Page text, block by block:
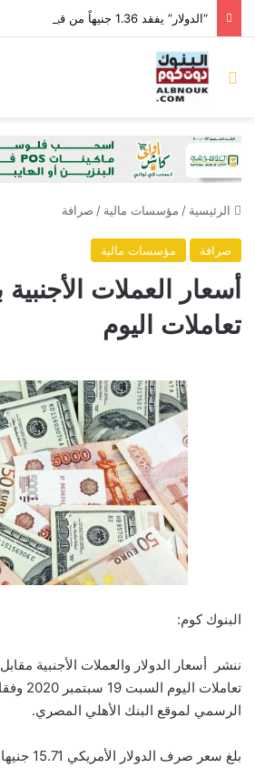
بحث عن
الرئيسية / مؤسسات مالية / صرافة
صرافة مؤسسات مالية
أسعار العملات
تعاملات اليوم
البنوك كوم:
ننشر أسعار الدولار والعملات الأجنبية
تعاملات
الرسمي لموقع البنك الأهلي المصري.